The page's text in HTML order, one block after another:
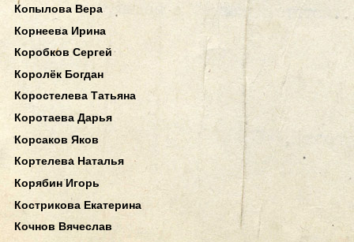
Копылова Вера
Корнеева Ирина
Коробков Сергей
Королёк Богдан
Коростелева Татьяна
Коротаева Дарья
Корсаков Яков
Кортелева Наталья
Корябин Игорь
Кострикова Екатерина
Кочнов Вячеслав